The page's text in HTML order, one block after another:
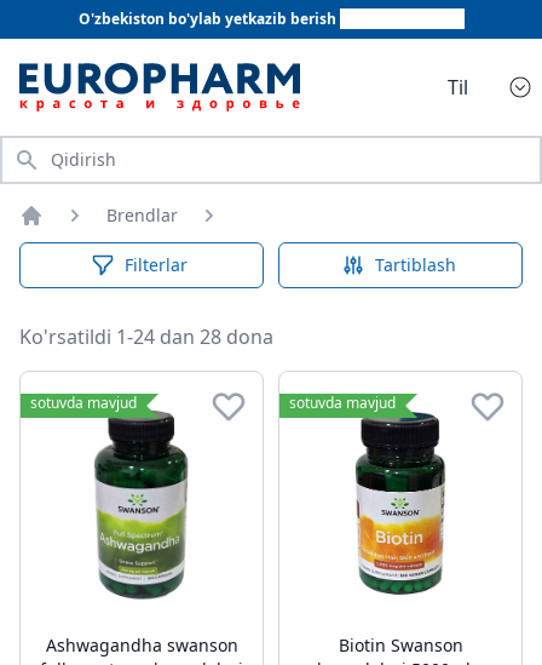
O'zbekiston bo'ylab yetkazib berish
Til
Qidirish
Bosh sahifa
Brendlar
Filterlar Tartiblash
Ko'rsatildi 1-24 dan 28 dona
sotuvda mavjud
Ashwagandha swanson
sotuvda mavjud
Biotin Swanson